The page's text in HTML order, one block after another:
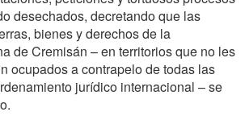
desechados, decretando que las
bienes y derechos de la
de Cremisán – en territorios que no les
ocupados a contrapelo de todas las
jurídico internacional – se